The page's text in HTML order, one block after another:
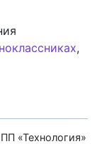
,
«Технология»